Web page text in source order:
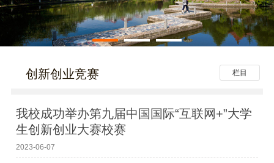
栏目
创新创业竞赛
我校成功举办第九届中国国际“互联网+”大学
生创新创业大赛校赛
2023-06-07